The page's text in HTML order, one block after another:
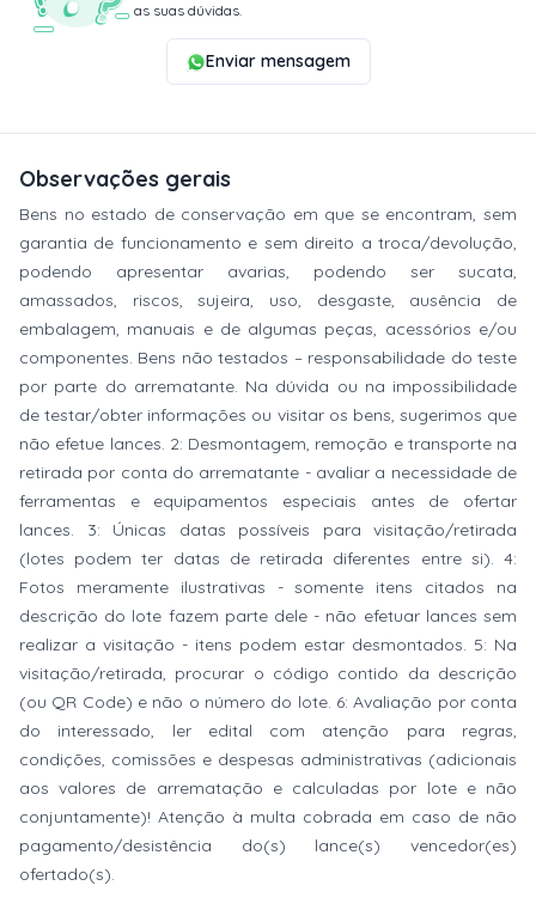
as suas dúvidas.
Enviar mensagem
Observações gerais
Bens no estado de conservação em que se encontram, sem
garantia de funcionamento e sem direito a troca/devolução,
podendo apresentar avarias, podendo ser sucata,
amassados, riscos, sujeira, uso, desgaste, ausência de
embalagem, manuais e de algumas peças, acessórios e/ou
componentes. Bens não testados – responsabilidade do teste
por parte do arrematante. Na dúvida ou na impossibilidade
de testar/obter informações ou visitar os bens, sugerimos que
não efetue lances. 2: Desmontagem, remoção e transporte na
retirada por conta do arrematante - avaliar a necessidade de
ferramentas e equipamentos especiais antes de ofertar
lances. 3: Únicas datas possíveis para visitação/retirada
(lotes podem ter datas de retirada diferentes entre si). 4:
Fotos meramente ilustrativas - somente itens citados na
descrição do lote fazem parte dele - não efetuar lances sem
realizar a visitação - itens podem estar desmontados. 5: Na
visitação/retirada, procurar o código contido da descrição
(ou QR Code) e não o número do lote. 6: Avaliação por conta
do interessado, ler edital com atenção para regras,
condições, comissões e despesas administrativas (adicionais
aos valores de arrematação e calculadas por lote e não
conjuntamente)! Atenção à multa cobrada em caso de não
pagamento/desistência do(s) lance(s) vencedor(es)
ofertado(s).